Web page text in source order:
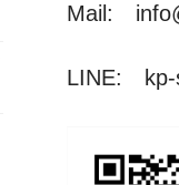
Mail:
LINE: kp-